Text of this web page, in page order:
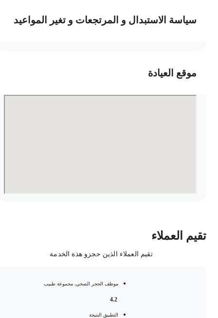
سياسة الاستبدال و المرتجعات و تغير المواعيد
موقع العيادة
العملاء
تقيم العملاء الذين حجزو هذة الخدمة
موظف الحجر الصحي، مجموعة طبيب
التطبيق النتيجة